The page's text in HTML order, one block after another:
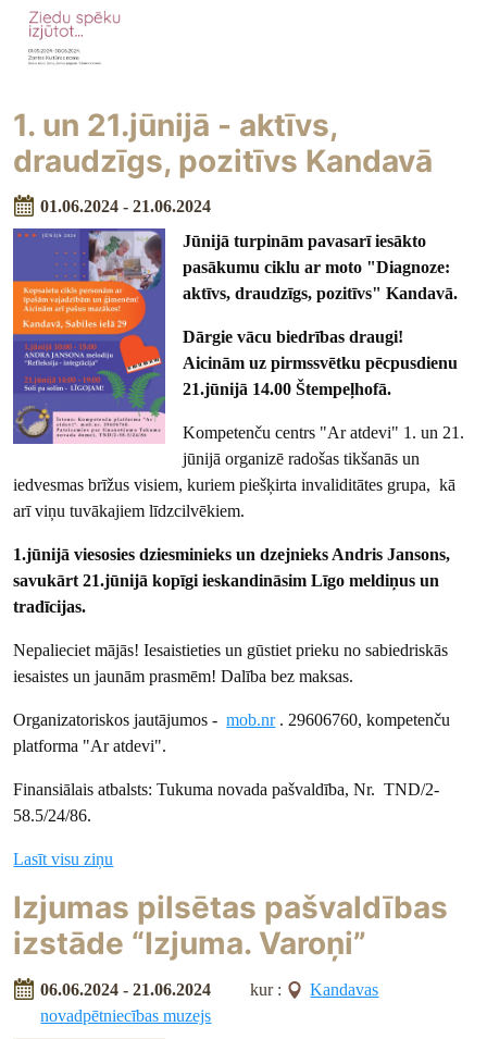
1. un 21.jūnijā - aktīvs,
draudzīgs, pozitīvs Kandavā
01.06.2024 - 21.06.2024
Jūnijā turpinām pavasarī iesākto
pasākumu ciklu ar moto "Diagnoze:
aktīvs, draudzīgs, pozitīvs" Kandavā.
Dārgie vācu biedrības draugi!
Aicinām uz pirmssvētku pēcpusdienu
21.jūnijā 14.00 Štempeļhofā.
Kompetenču centrs "Ar atdevi" 1. un 21.
jūnijā organizē radošas tikšanās un
iedvesmas brīžus visiem, kuriem piešķirta invaliditātes grupa, kā
arī viņu tuvākajiem līdzcilvēkiem.
1.jūnijā viesosies dziesminieks un dzejnieks Andris Jansons,
savukārt 21.jūnijā kopīgi ieskandināsim Līgo meldiņus un
tradīcijas.
Nepalieciet mājās! Iesaistieties un gūstiet prieku no sabiedriskās
iesaistes un jaunām prasmēm! Dalība bez maksas.
Organizatoriskos jautājumos -mob.nr. 29606760, kompetenču
platforma "Ar atdevi".
Finansiālais atbalsts: Tukuma novada pašvaldība, Nr. TND/2-
58.5/24/86.
Lasīt visu ziņu
Izjumas pilsētas pašvaldības
izstāde “Izjuma. Varoņi”
06.06.2024 - 21.06.2024 kur :
Kandavas
novadpētniecības muzejs